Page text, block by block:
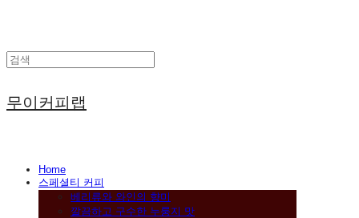
무이커피랩
Home
스페셜티 커피
베리류와 와인의 향미
깔끔하고 구수한 누룽지 맛